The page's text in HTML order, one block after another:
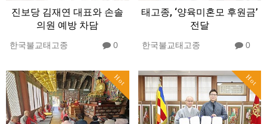
진보당 김재연 대표와 손솔
의원 예방 차담
한국불교태고종 0
태고종, ‘양육미혼모 후원금’
전달
한국불교태고종 0
Hot Hot